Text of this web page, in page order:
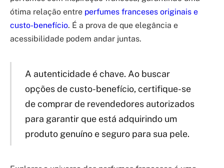
ótima relação entre perfumes franceses originais e
custo-benefício. É a prova de que elegância e
acessibilidade podem andar juntas.
A autenticidade é chave. Ao buscar
opções de custo-benefício, certifique-se
de comprar de revendedores autorizados
para garantir que está adquirindo um
produto genuíno e seguro para sua pele.